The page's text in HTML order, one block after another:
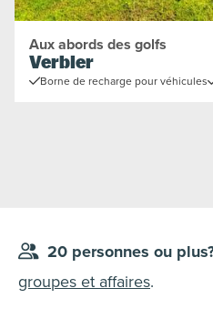
Aux abords des golfs
Verbier
Borne de recharge pour véhicules
20 personnes ou
groupes et affaires.